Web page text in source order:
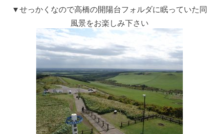
▼せっかくなので高橋の開陽台フォルダに眠っていた同
風景をお楽しみ下さい